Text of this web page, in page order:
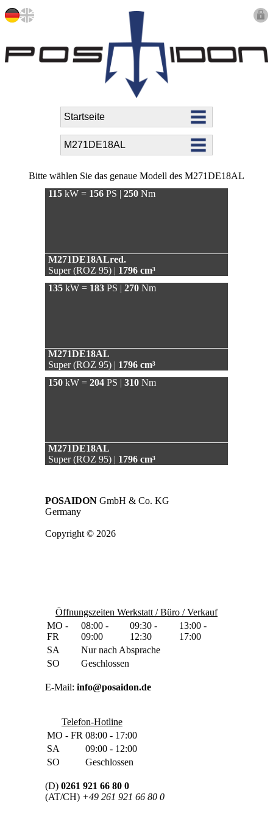
Bitte wählen Sie das genaue Modell des M271DE18AL
115 kW = 156 PS | 250 Nm
M271DE18ALred.
Super (ROZ 95) | 1796 cm³
135 kW = 183 PS | 270 Nm
M271DE18AL
Super (ROZ 95) | 1796 cm³
150 kW = 204 PS | 310 Nm
M271DE18AL
Super (ROZ 95) | 1796 cm³
POSAIDON GmbH & Co. KG
Germany
Copyright © 2026
Öffnungszeiten Werkstatt / Büro / Verkauf
MO -
FR
08:00 -
09:00
09:30 -
12:30
13:00 -
17:00
SA
Nur nach Absprache
SO
Geschlossen
E-Mail: info@posaidon.de
Telefon-Hotline
MO - FR 08:00 - 17:00
SA
09:00 - 12:00
SO
Geschlossen
(D) 0261 921 66 80 0
(AT/CH) +49 261 921 66 80 0